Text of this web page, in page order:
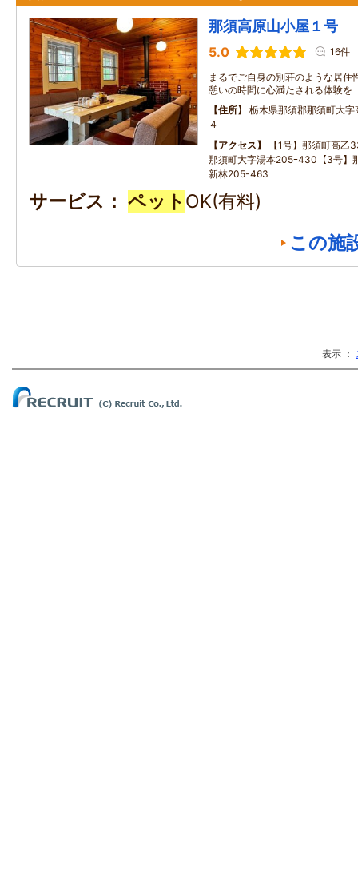
那須高原山小屋１号
5.0 16件
まるでご自身の別荘のような居住
憩いの時間に心満たされる体験を
住所
栃木県那須郡那須町大
４
アクセス
【1号】那須町高
那須町大字湯本205ｰ430【3号】
新林205-463
サービス ペット OK(有料)
この施
表示 ：